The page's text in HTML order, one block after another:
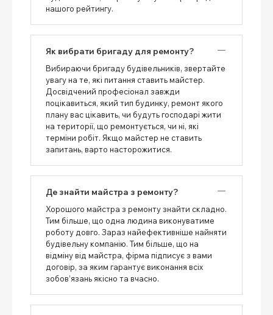
нашого рейтингу.
Як вибрати бригаду для ремонту?
Вибираючи бригаду будівельників, звертайте
увагу на те, які питання ставить майстер.
Досвідчений професіонал завжди
поцікавиться, який тип будинку, ремонт якого
плану вас цікавить, чи будуть господарі жити
на території, що ремонтується, чи ні, які
терміни робіт. Якщо майстер не ставить
запитань, варто насторожитися.
Де знайти майстра з ремонту?
Хорошого майстра з ремонту знайти складно.
Тим більше, що одна людина виконуватиме
роботу довго. Зараз найефективніше найняти
будівельну компанію. Тим більше, що на
відміну від майстра, фірма підписує з вами
договір, за яким гарантує виконання всіх
зобов’язань якісно та вчасно.